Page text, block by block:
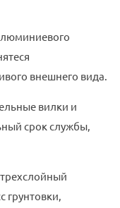
внешнего вида.
вилки и
срок службы,
грунтовки,